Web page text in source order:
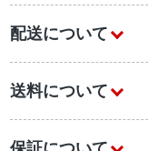
配送について
送料について